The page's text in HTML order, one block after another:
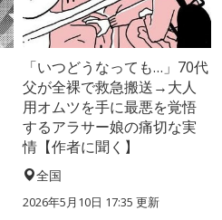
「いつどうなっても…」70代
父が全裸で救急搬送→大人
用オムツを手に最悪を覚悟
するアラサー娘の痛切な実
情【作者に聞く】
全国
2026年5月10日 17:35 更新